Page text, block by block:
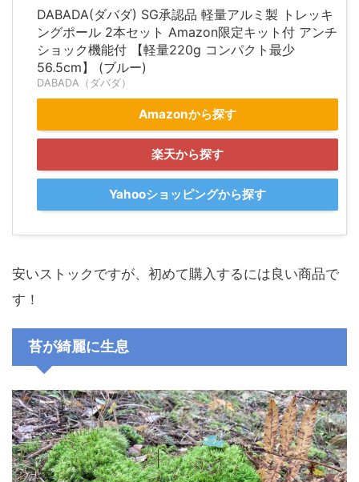
DABADA(ダバダ) SG承認品 軽量アルミ製 トレッキ
ングポール 2本セット Amazon限定キット付 アンチ
ショック機能付 【軽量220g コンパクト最少
56.5cm】 (ブルー)
DABADA（ダバダ）
Amazonから探す
楽天から探す
Yahooショッピングから探す
安いストックですが、初めて購入するには良い商品で
す！
苔が綺麗に生息